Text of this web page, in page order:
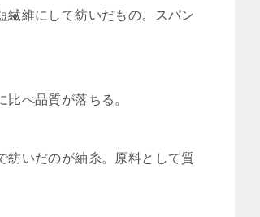
繊維にして紡いだもの。スパン
べ品質が落ちる。
紡いだのが紬糸。原料として質